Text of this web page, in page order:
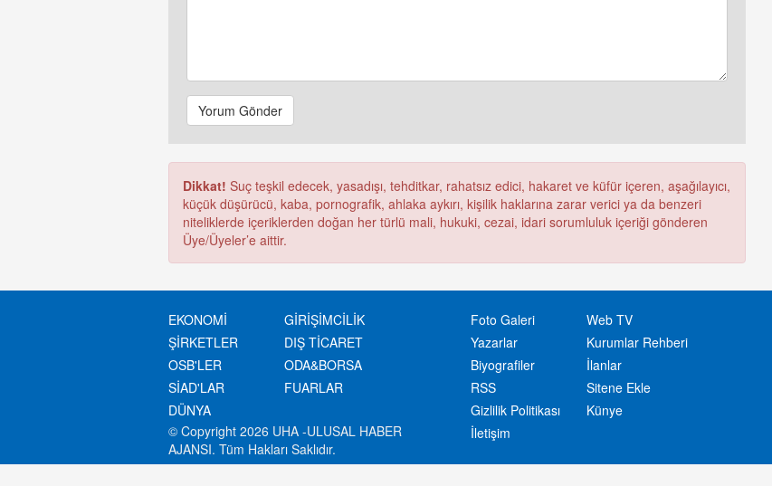
Yorum Gönder
Dikkat! Suç teşkil edecek, yasadışı, tehditkar, rahatsız edici, hakaret ve küfür içeren, aşağılayıcı,
küçük düşürücü, kaba, pornografik, ahlaka aykırı, kişilik haklarına zarar verici ya da benzeri
niteliklerde içeriklerden doğan her türlü mali, hukuki, cezai, idari sorumluluk içeriği gönderen
Üye/Üyeler’e aittir.
EKONOMİ
GİRİŞİMCİLİK
ŞİRKETLER
DIŞ TİCARET
OSB'LER
ODA&BORSA
SİAD'LAR
FUARLAR
DÜNYA
© Copyright 2026 UHA -ULUSAL HABER
AJANSI. Tüm Hakları Saklıdır.
Foto Galeri
Web TV
Yazarlar
Kurumlar Rehberi
Biyografiler
İlanlar
RSS
Sitene Ekle
Gizlilik Politikası
Künye
İletişim